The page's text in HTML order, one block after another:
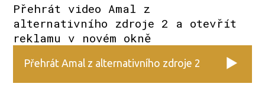
Přehrát video Amal z
alternativního zdroje 2 a otevřít
reklamu v novém okně
Přehrát Amal z alternativního zdroje 2